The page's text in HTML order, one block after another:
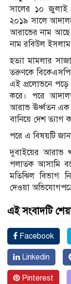
সালের ১০ জুলাই
২০১৯ সালে
আরাভের নাম
নাম রবিউল
হত্যা মামলার
তরুণকে
এই প্রলোভনে
করে। পরে
আরাভ ঊর্ধ্বতন এক
বানিয়ে দেশ ত্যাগ
পরে এ বিষয়টি
দুবাইয়ের আরাভ
পলাতক আসামি
মতিঝিল বিভাগ
দেওয়া
এই সংবাদটি
Facebook
Linkedin
Pinterest